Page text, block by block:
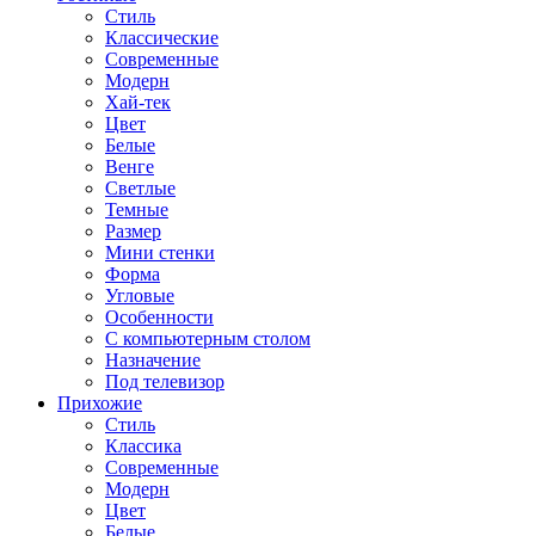
Стиль
Классические
Современные
Модерн
Хай-тек
Цвет
Белые
Венге
Светлые
Темные
Размер
Мини стенки
Форма
Угловые
Особенности
С компьютерным столом
Назначение
Под телевизор
Прихожие
Стиль
Классика
Современные
Модерн
Цвет
Белые